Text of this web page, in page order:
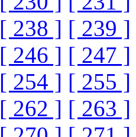
[ 238 ] [ 239 ]
[ 246 ] [ 247 ]
[ 254 ] [ 255 ]
[ 262 ] [ 263 ]